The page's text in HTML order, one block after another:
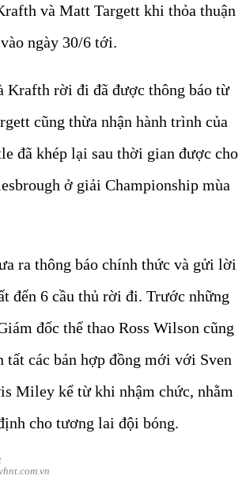
và Matt Targett khi thỏa thuận
ngày 30/6 tới.
Krafth rời đi đã được thông báo từ
cũng thừa nhận hành trình của
đã khép lại sau thời gian được cho
ở giải Championship mùa
ra thông báo chính thức và gửi lời
đến 6 cầu thủ rời đi. Trước những
đốc thể thao Ross Wilson cũng
tất các bản hợp đồng mới với Sven
Miley kể từ khi nhậm chức, nhằm
cho tương lai đội bóng.